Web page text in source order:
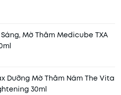
Mờ Thâm Medicube TXA
Dưỡng Mờ Thâm Nám The Vita
30ml